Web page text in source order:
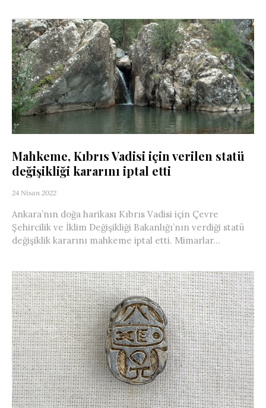
Mahkeme, Kıbrıs Vadisi için verilen statü
değişikliği kararını iptal etti
24 Nisan 2022
Ankara’nın doğa harikası Kıbrıs Vadisi için Çevre
Şehircilik ve İklim Değişikliği Bakanlığı’nın verdiği statü
değişiklik kararını mahkeme iptal etti. Mimarlar...